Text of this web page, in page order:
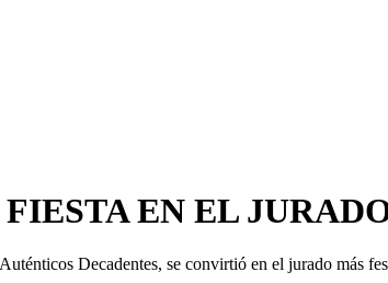
EN EL
Decadentes, se convirtió en el jurado más